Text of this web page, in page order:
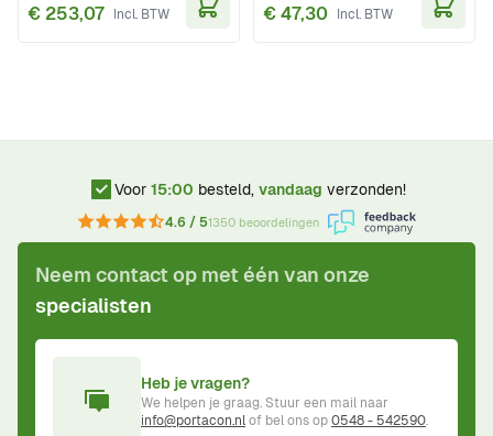
€ 253,07 € 47,30
Voor 15:00 besteld, vandaag verzonden!
4.6 / 51350 beoordelingen
Neem contact op met één van onze
specialisten
Heb je vragen?
We helpen je graag. Stuur een mail naar
info@portacon.nlof bel ons op0548 - 542590.